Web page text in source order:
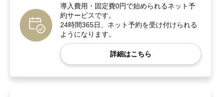
導入費用・固定費0円で始められるネット予
約サービスです。
24時間365日、ネット予約を受け付けられる
ようになります。
詳細はこちら